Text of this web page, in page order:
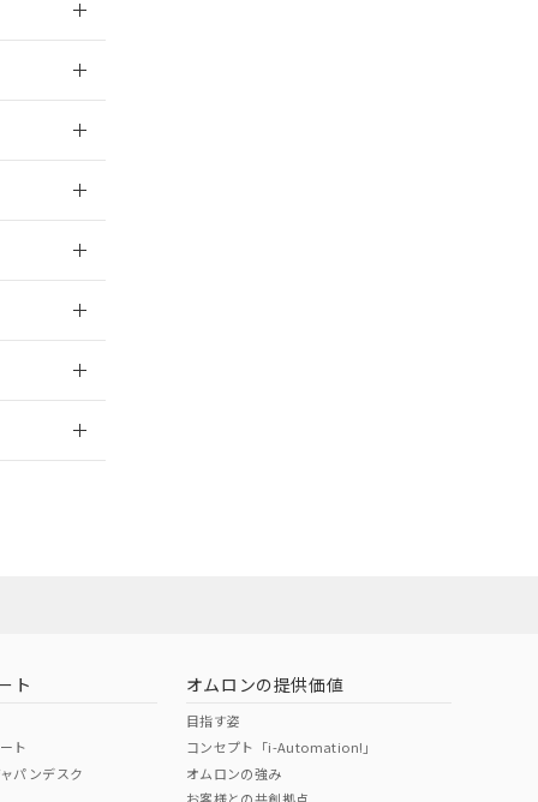
ト
ト
パンデスク
オムロンの提供価値
目指す姿
コンセプト「i-Automation!」
オムロンの強み